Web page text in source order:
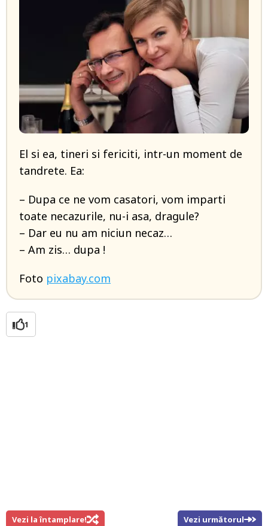
El si ea, tineri si fericiti, intr-un moment de
tandrete. Ea:
– Dupa ce ne vom casatori, vom imparti
toate necazurile, nu-i asa, dragule?
– Dar eu nu am niciun necaz…
– Am zis… dupa !
Foto pixabay.com
1
Vezi la întamplare! Vezi următorul